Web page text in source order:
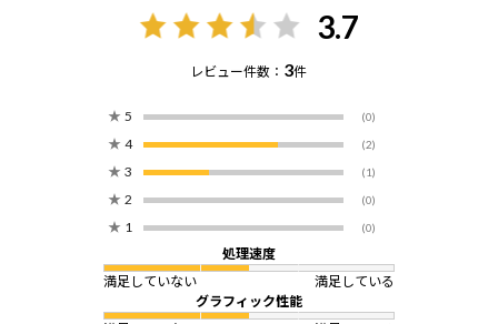
3.7
レビュー件数： 3件
★ 5 (0)
★ 4 (2)
★ 3 (1)
★ 2 (0)
★ 1 (0)
処理速度
満足していない
満足している
グラフィック性能